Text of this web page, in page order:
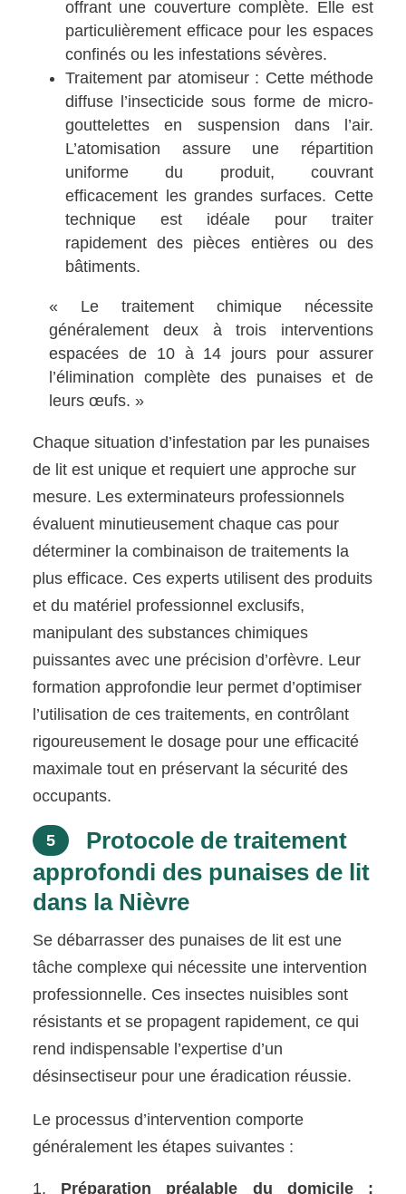
offrant une couverture complète. Elle est
particulièrement efficace pour les espaces
confinés ou les infestations sévères.
Traitement par atomiseur : Cette méthode
diffuse l’insecticide sous forme de micro-
gouttelettes en suspension dans l’air.
L’atomisation assure une répartition
uniforme du produit, couvrant
efficacement les grandes surfaces. Cette
technique est idéale pour traiter
rapidement des pièces entières ou des
bâtiments.
« Le traitement chimique nécessite
généralement deux à trois interventions
espacées de 10 à 14 jours pour assurer
l’élimination complète des punaises et de
leurs œufs. »
Chaque situation d’infestation par les punaises
de lit est unique et requiert une approche sur
mesure. Les exterminateurs professionnels
évaluent minutieusement chaque cas pour
déterminer la combinaison de traitements la
plus efficace. Ces experts utilisent des produits
et du matériel professionnel exclusifs,
manipulant des substances chimiques
puissantes avec une précision d’orfèvre. Leur
formation approfondie leur permet d’optimiser
l’utilisation de ces traitements, en contrôlant
rigoureusement le dosage pour une efficacité
maximale tout en préservant la sécurité des
occupants.
5
Protocole de traitement
approfondi des punaises de lit
dans la Nièvre
Se débarrasser des punaises de lit est une
tâche complexe qui nécessite une intervention
professionnelle. Ces insectes nuisibles sont
résistants et se propagent rapidement, ce qui
rend indispensable l’expertise d’un
désinsectiseur pour une éradication réussie.
Le processus d’intervention comporte
généralement les étapes suivantes :
Préparation préalable du domicile :